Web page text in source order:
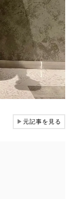
▶元記事を見る